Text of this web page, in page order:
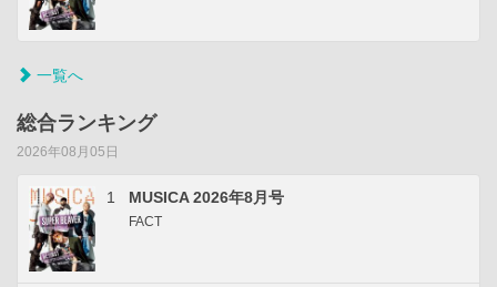
一覧へ
総合ランキング
2026年08月05日
1 MUSICA 2026年8月号
FACT